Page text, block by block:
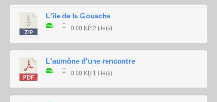
L'île de la Gouache
0.00 KB 2 file(s)
L'aumône d'une rencontre
0.00 KB 1 file(s)